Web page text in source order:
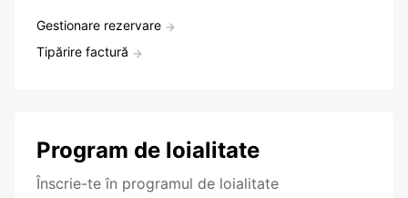
Gestionare rezervare
Tipărire factură
Program de loialitate
Înscrie-te în programul de loialitate